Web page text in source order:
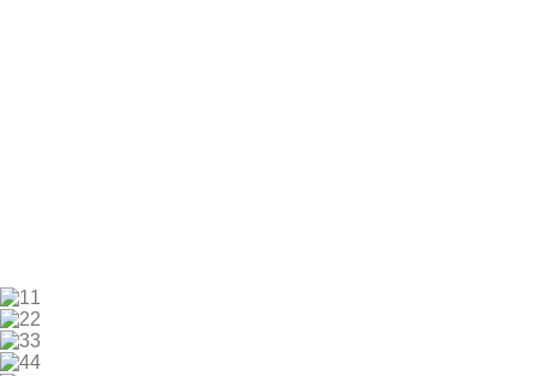
1
2
3
4